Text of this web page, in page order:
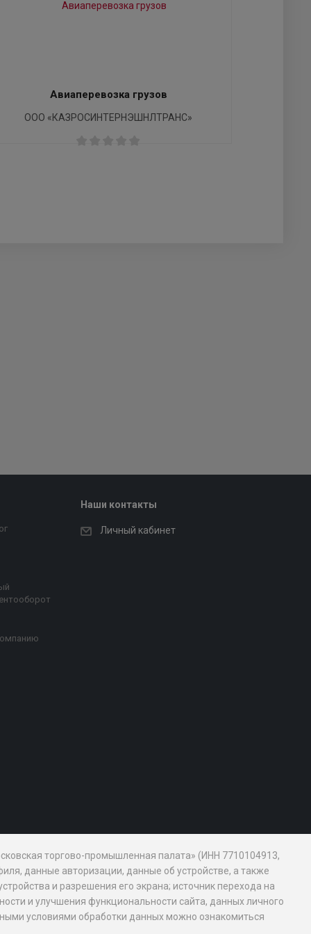
Авиаперевозка грузов
ООО «КАЗРОСИНТЕРНЭШНЛТРАНС»
Наши контакты
Личный кабинет
торгово-промышленная палата» (ИНН 7710104913,
данные авторизации, данные об устройстве, а также
и разрешения его экрана; источник перехода на
и улучшения функциональности сайта, данных личного
условиями обработки данных можно ознакомиться